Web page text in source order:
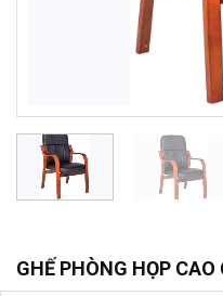
GHẾ PHÒNG HỌP